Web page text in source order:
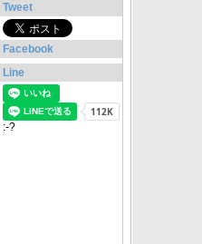
Tweet
Facebook
Line
:-?